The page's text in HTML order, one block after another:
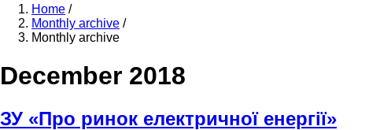
Home /
Monthly archive /
Monthly archive
December 2018
ЗУ «Про ринок електричної енергії»